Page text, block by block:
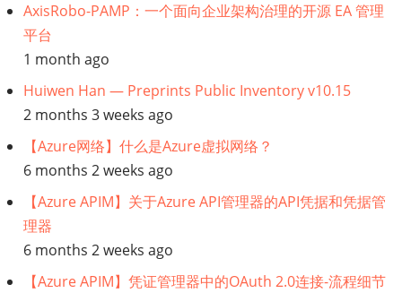
AxisRobo-PAMP：一个面向企业架构治理的开源 EA 管理
平台
1 month ago
Huiwen Han — Preprints Public Inventory v10.15
2 months 3 weeks ago
【Azure网络】什么是Azure虚拟网络？
6 months 2 weeks ago
【Azure APIM】关于Azure API管理器的API凭据和凭据管
理器
6 months 2 weeks ago
【Azure APIM】凭证管理器中的OAuth 2.0连接-流程细节